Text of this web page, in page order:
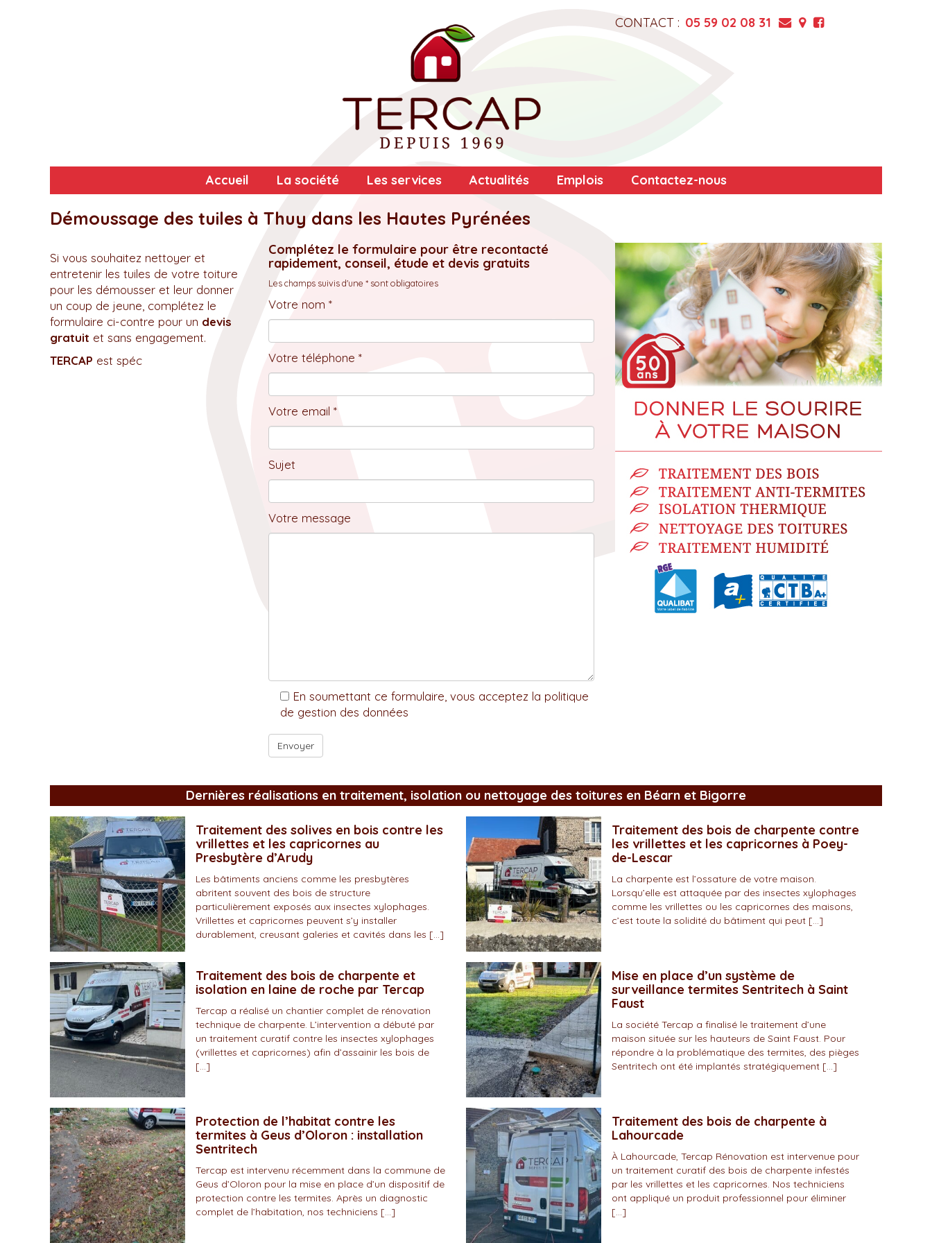
CONTACT : 05 59 02 08 31
Accueil La société Les services Actualités Emplois Contactez-nous
Démoussage des tuiles à Thuy dans les Hautes Pyrénées
Si vous souhaitez nettoyer et
entretenir les tuiles de votre toiture
pour les démousser et leur donner
un coup de jeune, complétez le
formulaire ci-contre pour un devis
gratuit et sans engagement.
TERCAP est spéc
Complétez le formulaire pour être recontacté
rapidement, conseil, étude et devis gratuits
Les champs suivis d'une * sont obligatoires
Votre nom *
Votre téléphone *
Votre email *
Sujet
Votre message
En soumettant ce formulaire, vous acceptez la politique
de gestion des données
Dernières réalisations en traitement, isolation ou nettoyage des toitures en Béarn et Bigorre
Traitement des solives en bois contre les
vrillettes et les capricornes au
Presbytère d’Arudy
Les bâtiments anciens comme les presbytères
abritent souvent des bois de structure
particulièrement exposés aux insectes xylophages.
Vrillettes et capricornes peuvent s’y installer
durablement, creusant galeries et cavités dans les […]
Traitement des bois de charpente contre
les vrillettes et les capricornes à Poey-
de-Lescar
La charpente est l’ossature de votre maison.
Lorsqu’elle est attaquée par des insectes xylophages
comme les vrillettes ou les capricornes des maisons,
c’est toute la solidité du bâtiment qui peut […]
Traitement des bois de charpente et
isolation en laine de roche par Tercap
Tercap a réalisé un chantier complet de rénovation
technique de charpente. L’intervention a débuté par
un traitement curatif contre les insectes xylophages
(vrillettes et capricornes) afin d’assainir les bois de
[…]
Mise en place d’un système de
surveillance termites Sentritech à Saint
Faust
La société Tercap a finalisé le traitement d’une
maison située sur les hauteurs de Saint Faust. Pour
répondre à la problématique des termites, des pièges
Sentritech ont été implantés stratégiquement […]
Protection de l’habitat contre les
termites à Geus d’Oloron : installation
Sentritech
Tercap est intervenu récemment dans la commune de
Geus d’Oloron pour la mise en place d’un dispositif de
protection contre les termites. Après un diagnostic
complet de l’habitation, nos techniciens […]
Traitement des bois de charpente à
Lahourcade
À Lahourcade, Tercap Rénovation est intervenue pour
un traitement curatif des bois de charpente infestés
par les vrillettes et les capricornes. Nos techniciens
ont appliqué un produit professionnel pour éliminer
[…]